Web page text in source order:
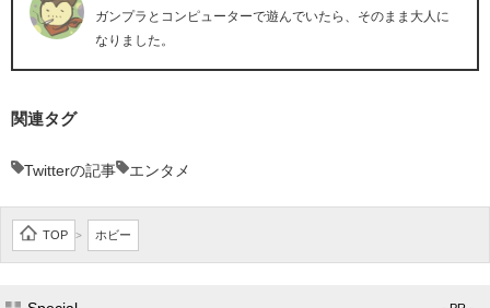
ガンプラとコンピューターで遊んでいたら、そのまま大人に
なりました。
関連タグ
Twitterの記事 エンタメ
TOP > ホビー